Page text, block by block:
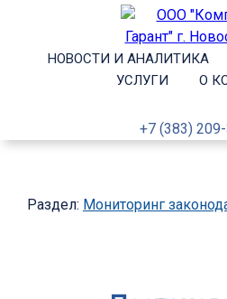
НОВОСТИ И АНАЛИТИКА
УСЛУГИ
О
+7 (383)
Раздел: Мониторинг